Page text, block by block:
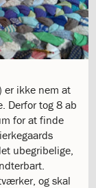
er ikke nem at
Derfor tog 8 ab
for at finde
ubegribelige,
og skal